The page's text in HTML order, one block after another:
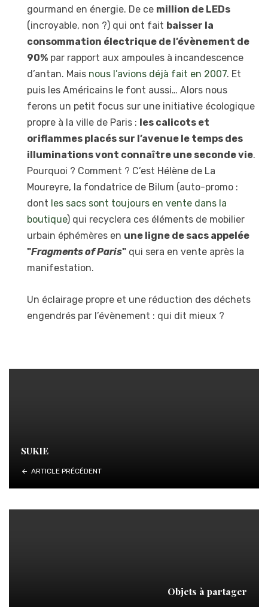
gourmand en énergie. De ce million de LEDs
(incroyable, non ?) qui ont fait baisser la
consommation électrique de l’évènement de
90% par rapport aux ampoules à incandescence
d’antan. Mais nous l’avions déjà fait en 2007. Et
puis les Américains le font aussi… Alors nous
ferons un petit focus sur une initiative écologique
propre à la ville de Paris : les calicots et
oriflammes placés sur l’avenue le temps des
illuminations vont connaître une seconde vie.
Pourquoi ? Comment ? C’est Hélène de La
Moureyre, la fondatrice de Bilum (auto-promo :
dont les sacs sont toujours en vente dans la
boutique) qui recyclera ces éléments de mobilier
urbain éphémères en une ligne de sacs appelée
"Fragments of Paris" qui sera en vente après la
manifestation.
Un éclairage propre et une réduction des déchets
engendrés par l’évènement : qui dit mieux ?
SUKIE
ARTICLE PRÉCÉDENT
Objets à partager